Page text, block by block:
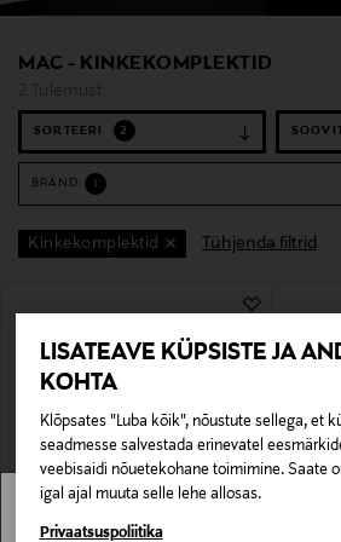
LISATEAVE KÜPSISTE JA
KOHTA
Klõpsates "Luba kõik", nõustute sellega, et
seadmesse salvestada erinevatel
veebisaidi nõuetekohane toimimine. Saate
igal ajal muuta selle lehe allosas.
Privaatsuspoliitika
MAC - KINKEKOMPLEKTID
2 Tulemust
SORTEERI 2
BRÄND
Kinkekomplektid Tühjenda filtrid
MACStockmann pole Sinu riigis